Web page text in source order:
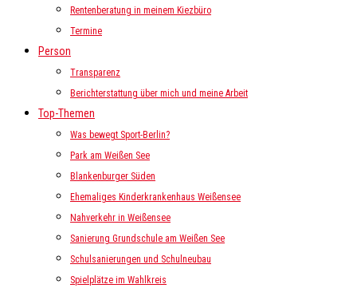
Rentenberatung in meinem Kiezbüro
Termine
Person
Transparenz
Berichterstattung über mich und meine Arbeit
Top-Themen
Was bewegt Sport-Berlin?
Park am Weißen See
Blankenburger Süden
Ehemaliges Kinderkrankenhaus Weißensee
Nahverkehr in Weißensee
Sanierung Grundschule am Weißen See
Schulsanierungen und Schulneubau
Spielplätze im Wahlkreis